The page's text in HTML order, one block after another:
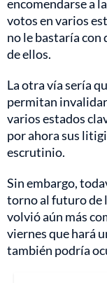
encomendarse a
votos en varios
no le bastaría con
de ellos.
La otra vía sería
permitan
varios estados
por ahora sus
escrutinio.
Sin embargo,
torno al futuro de
volvió aún más
viernes que hará
también podría